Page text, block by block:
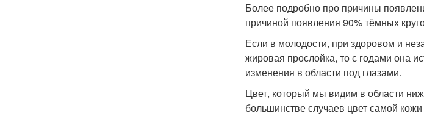
Более подробно про причины
причиной появления 90% тёмных
Если в молодости, при здоровом и
жировая прослойка, то с годами она
изменения в области под глазами.
Цвет, который мы видим в области
большинстве случаев цвет самой